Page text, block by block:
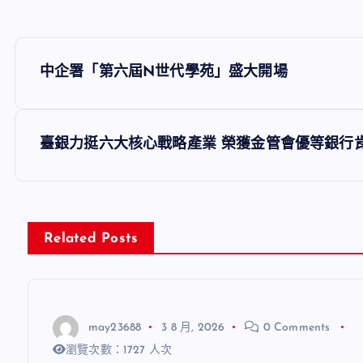
文
導
中企署「第六屆N世代學苑」盛大開場
臺銀力挺六大核心戰略產業 榮獲金管會優等銀
Related Posts
may23688 3 8 月, 2026
0 Comments
瀏覽次數：1727 人次